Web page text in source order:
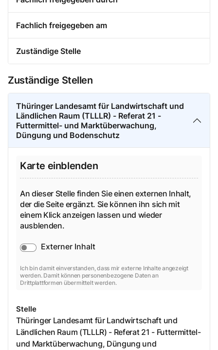
Fachlich freigegeben am
Zuständige Stelle
Zuständige Stellen
Thüringer Landesamt für Landwirtschaft und
Ländlichen Raum (TLLLR) - Referat 21 -
Futtermittel- und Marktüberwachung,
Düngung und Bodenschutz
Karte einblenden
An dieser Stelle finden Sie einen externen Inhalt,
der die Seite ergänzt. Sie können ihn sich mit
einem Klick anzeigen lassen und wieder
ausblenden.
Externer Inhalt
Ich bin damit einverstanden, dass mir externe Inhalte angezeigt
werden. Damit können personenbezogene Daten an
Drittplattformen übermittelt werden.
Stelle
Thüringer Landesamt für Landwirtschaft und
Ländlichen Raum (TLLLR) - Referat 21 - Futtermittel-
und Marktüberwachung, Düngung und